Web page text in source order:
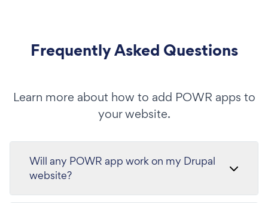
Frequently Asked Questions
Learn more about how to add POWR apps to
your website.
Will any POWR app work on my Drupal
website?